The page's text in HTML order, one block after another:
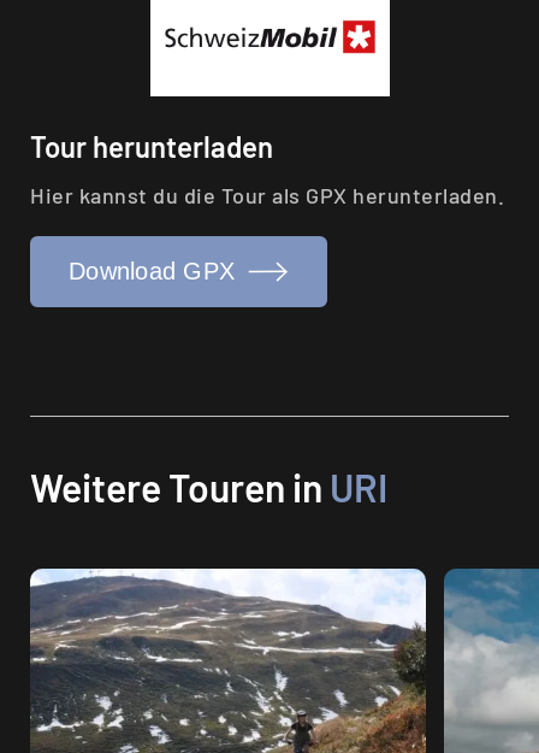
Tour herunterladen
Hier kannst du die Tour als GPX herunterladen.
Download GPX
Weitere Touren in URI